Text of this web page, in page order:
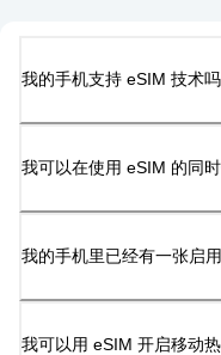
我的手机支持 eSIM 技术吗
我可以在使用 eSIM 的同
我的手机里已经有一张启
我可以用 eSIM 开启移动